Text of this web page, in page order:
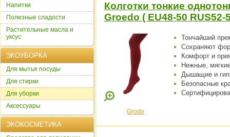
Колготки тонкие
Groedo ( EU48-50 RUS52-
Тончайший
Сохраняют
Комфорт и
Нежные,
Дышащие и
Безопасные
Grodo
Напитки
Полезные сладости
Растительные масла и
уксус
ЭКОУБОРКА
Для мытья посуды
Для стирки
Для уборки
Аксессуары
ЭКОКОСМЕТИКА